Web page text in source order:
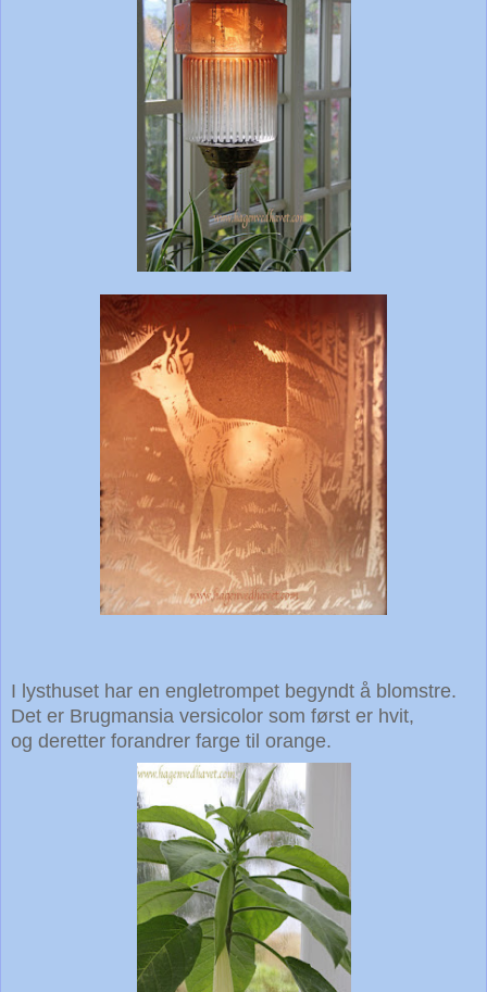
I lysthuset har en engletrompet begyndt å blomstre.
Det er Brugmansia versicolor som først er hvit,
og deretter forandrer farge til orange.